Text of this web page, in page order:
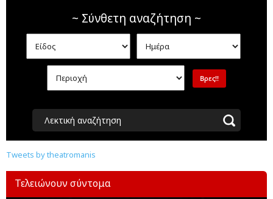
~ Σύνθετη αναζήτηση ~
Λεκτική αναζήτηση
Tweets by theatromanis
Τελειώνουν σύντομα